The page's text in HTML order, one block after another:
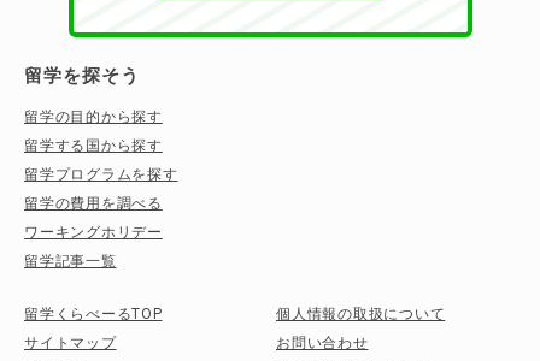
留学を探そう
留学の目的から探す
留学する国から探す
留学プログラムを探す
留学の費用を調べる
ワーキングホリデー
留学記事一覧
留学くらべーるTOP
サイトマップ
個人情報の取扱について
お問い合わせ